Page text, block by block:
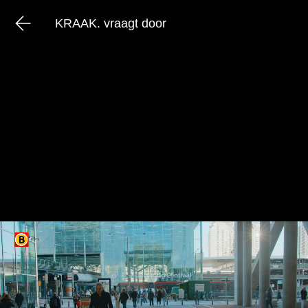
KRAAK. vraagt door